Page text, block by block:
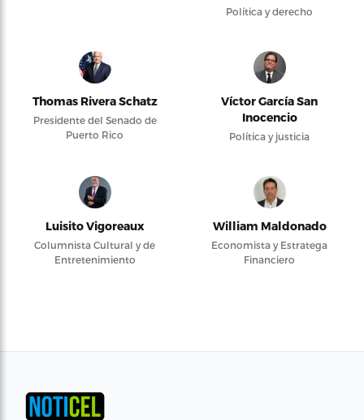
Política y derecho
Thomas Rivera Schatz
Presidente del Senado de
Puerto Rico
Víctor García San
Inocencio
Política y justicia
Luisito Vigoreaux
Columnista Cultural y de
Entretenimiento
William Maldonado
Economista y Estratega
Financiero